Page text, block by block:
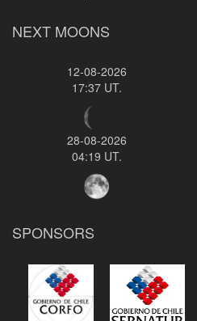
NEXT MOONS
12-08-2026
17:37 UT.
28-08-2026
04:19 UT.
SPONSORS